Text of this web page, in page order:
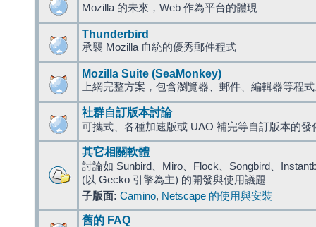
Mozilla 的未來，Web 作為平台的體現
Thunderbird
承襲 Mozilla 血統的優秀郵件程式
Mozilla Suite (SeaMonkey)
上網完整方案，包含瀏覽器、郵件、編輯器等程
社群自訂版本討論
可攜式、各種加速版或 UAO 補完等自訂版本的發
其它相關軟體
討論如 Sunbird、Miro、Flock、Songbird、
(以 Gecko 引擎為主) 的開發與使用議題
子版面: Camino, Netscape 的使用與安裝
舊的 FAQ